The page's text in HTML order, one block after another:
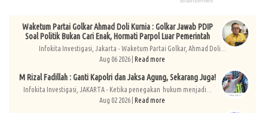
Waketum Partai Golkar Ahmad Doli Kurnia : Golkar Jawab PDIP
Soal Politik Bukan Cari Enak, Hormati Parpol Luar Pemerintah
Infokita Investigasi, Jakarta - Waketum Partai Golkar, Ahmad Doli...
Aug 06 2026 | Read more
M Rizal Fadillah : Ganti Kapolri dan Jaksa Agung, Sekarang Juga!
Infokita Investigasi, JAKARTA - Ketika penegakan hukum menjadi...
Aug 02 2026 | Read more